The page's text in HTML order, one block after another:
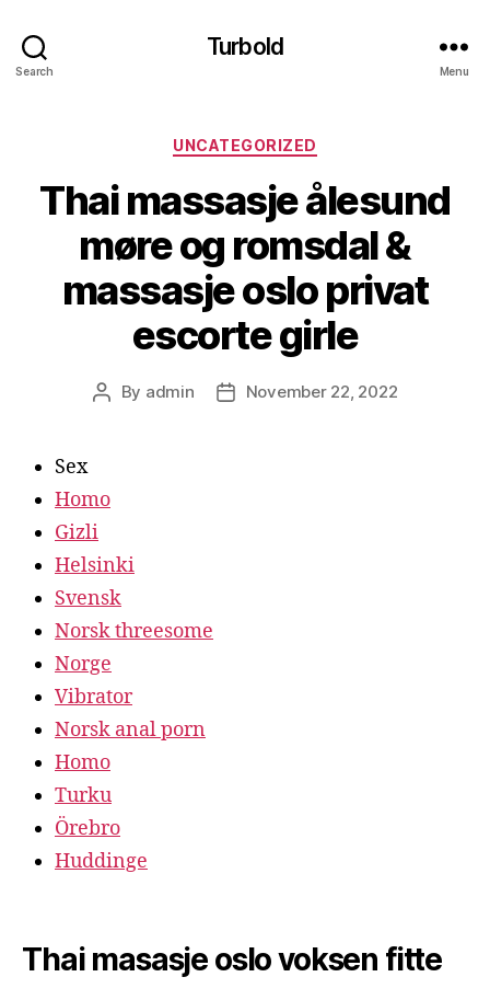
Search
Turbold
Menu
Categories
UNCATEGORIZED
Thai massasje ålesund
møre og romsdal &
massasje oslo privat
escorte girle
Post
By admin
PostNovember 22, 2022
Sex
Homo
Gizli
Helsinki
Svensk
Norsk threesome
Norge
Vibrator
Norsk anal porn
Homo
Turku
Örebro
Huddinge
Thai masasje oslo voksen fitte